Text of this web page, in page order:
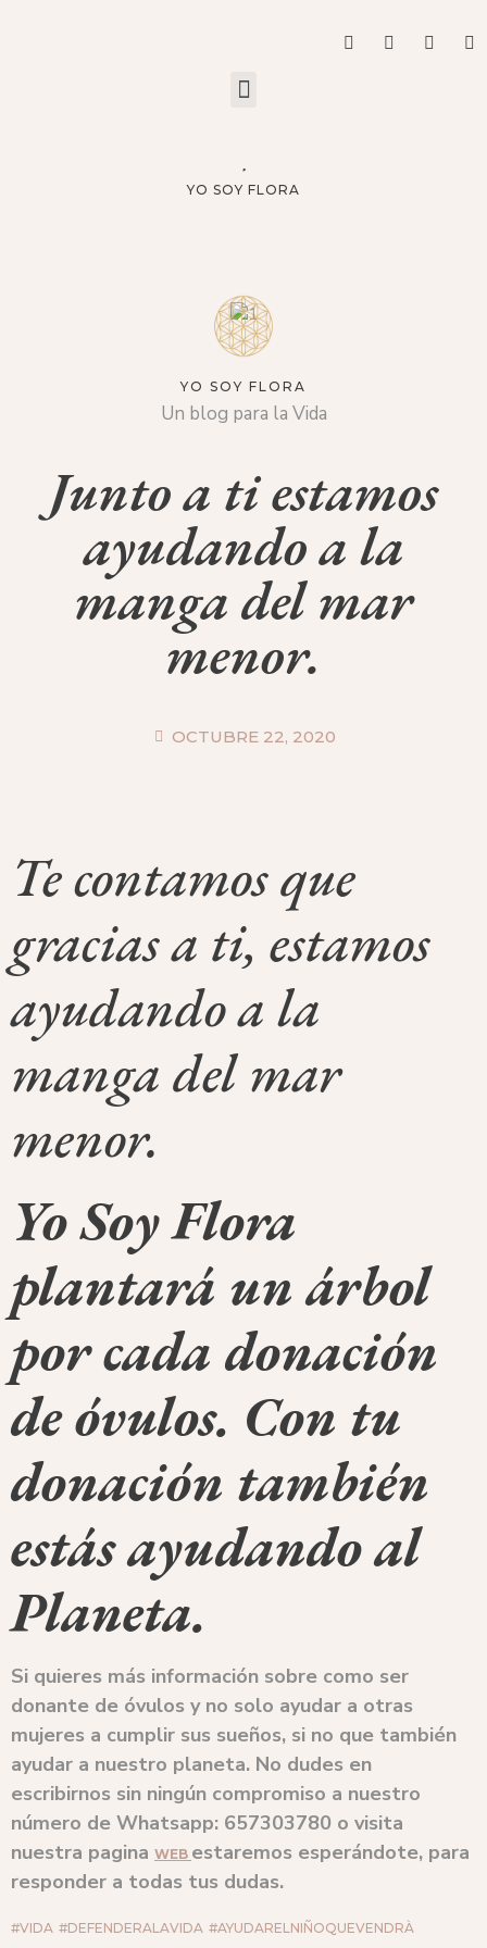
YO SOY FLORA
YO SOY FLORA
Un blog para la Vida
Junto a ti estamos
ayudando a la
manga del mar
menor.
OCTUBRE 22, 2020
Te contamos que
gracias a ti, estamos
ayudando a la
manga del mar
menor.
Yo Soy Flora
plantará un árbol
por cada donación
de óvulos. Con tu
donación también
estás ayudando al
Planeta.⁠
Si quieres más información sobre como ser
donante de óvulos y no solo ayudar a otras
mujeres a cumplir sus sueños, si no que también
ayudar a nuestro planeta. No dudes en
escribirnos sin ningún compromiso a nuestro
número de Whatsapp: 657303780 o visita
nuestra pagina WEB estaremos esperándote, para
responder a todas tus dudas.
#VIDA #DEFENDERALAVIDA #AYUDARELNIÑOQUEVENDRÀ